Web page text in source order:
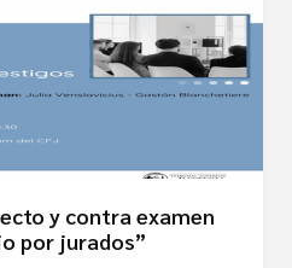
y contra examen
por jurados”